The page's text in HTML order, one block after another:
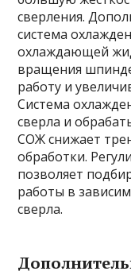
сверления.
система
охлаждающей
вращения
работу и
Система
сверла и
СОЖ снижает
обработки.
позволяет
работы в
сверла.